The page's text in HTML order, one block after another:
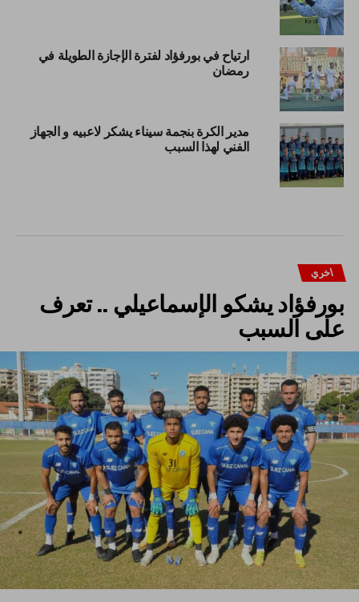
ارتياح في بورفؤاد لفترة الإجازة الطويلة في
رمضان
مدير الكرة بنجمة سيناء يشكر لاعبيه و الجهاز
الفني لهذا السبب
اخري
بورفؤاد يشكو الإسماعيلي .. تعرف
على السبب